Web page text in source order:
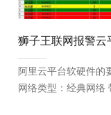
狮子王联网报警云
阿里云平台软硬件的
网络类型：经典网络